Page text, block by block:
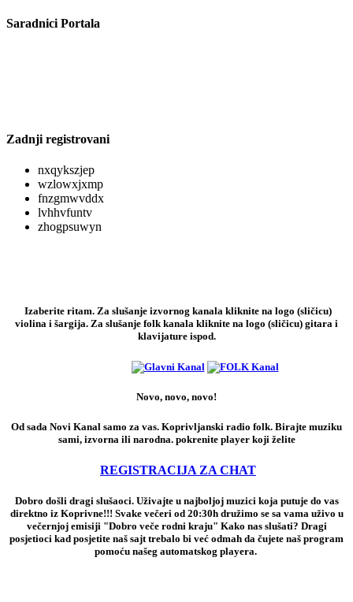
Saradnici Portala
Zadnji registrovani
nxqykszjep
wzlowxjxmp
fnzgmwvddx
lvhhvfuntv
zhogpsuwyn
Izaberite ritam. Za slušanje izvornog kanala kliknite na logo (sličicu)
violina i šargija. Za slušanje folk kanala kliknite na logo (sličicu) gitara i
klavijature ispod.
Novo, novo, novo!
Od sada Novi Kanal samo za vas. Koprivljanski radio folk. Birajte muziku
sami, izvorna ili narodna. pokrenite player koji želite
REGISTRACIJA ZA CHAT
Dobro došli dragi slušaoci. Uživajte u najboljoj muzici koja putuje do vas
direktno iz Koprivne!!! Svake večeri od 20:30h družimo se sa vama uživo u
večernjoj emisiji "Dobro veče rodni kraju" Kako nas slušati? Dragi
posjetioci kad posjetite naš sajt trebalo bi već odmah da čujete naš program
pomoću našeg automatskog playera.